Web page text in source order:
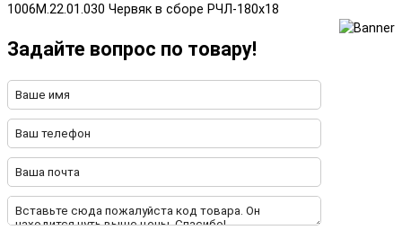
1006М.22.01.030 Червяк в сборе РЧЛ-180х18
Задайте вопрос по товару!